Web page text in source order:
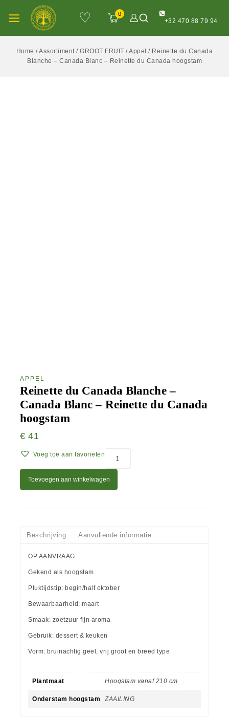
♡ 0
+32 470 88 79 94
Home /Assortiment / GROOT FRUIT /Appel / Reinette du Canada
Blanche – Canada Blanc – Reinette du Canada hoogstam
APPEL
Reinette du Canada Blanche –
Canada Blanc – Reinette du Canada
hoogstam
€ 41
Voeg toe aan favorieten
Toevoegen aan winkelwagen
Beschrijving Aanvullende informatie
OP AANVRAAG
Gekend als hoogstam
Pluktijdstip: begin/half oktober
Bewaarbaarheid: maart
Smaak: zoetzuur fijn aroma
Gebruik: dessert & keuken
Vorm: bruinachtig geel, vrij groot en breed type
Plantmaat Hoogstam vanaf 210 cm
Onderstam hoogstam ZAAILING